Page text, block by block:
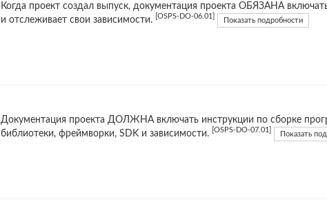
Когда проект создал выпуск, документация проекта ОБЯЗАНА
и отслеживает свои зависимости.
[OSPS-DO-06.01] Показать подробности
Документация проекта ДОЛЖНА включать инструкции по сборке
библиотеки, фреймворки, SDK и зависимости.
[OSPS-DO-07.01] Показать